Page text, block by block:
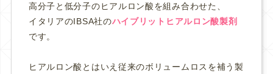
高分子と低分子のヒアルロン酸を組み合わせた、
イタリアのIBSA社のハイブリットヒアルロン酸製剤
です。
ヒアルロン酸とはいえ従来のボリュームロスを補う製